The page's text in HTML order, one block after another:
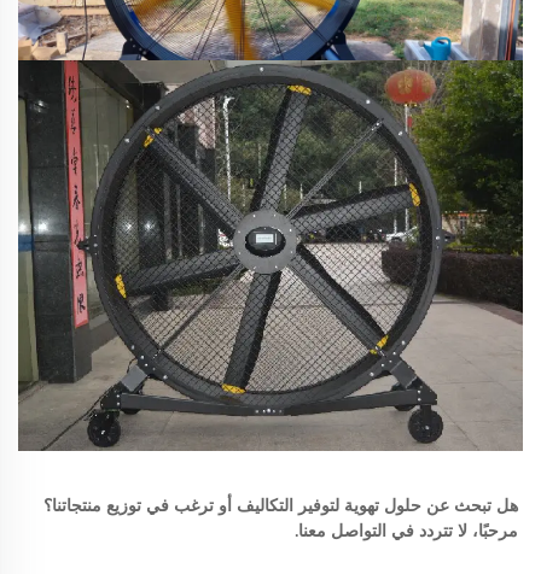
هل تبحث عن حلول تهوية لتوفير التكاليف أو ترغب في توزيع منتجاتنا؟
مرحبًا، لا تتردد في التواصل معنا.